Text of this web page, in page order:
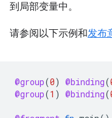
到局部变量中。
请参阅以下示例和发布
@group(0) @binding(
@group(1 ) @binding(